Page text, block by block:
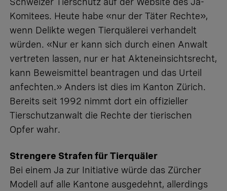
Komitees. Heute habe «nur der Täter Rechte»,
wenn Delikte wegen Tierquälerei verhandelt
würden. «Nur er kann sich durch einen Anwalt
vertreten lassen, nur er hat Akteneinsichtsrecht,
kann Beweismittel beantragen und das Urteil
anfechten.» Anders ist dies im Kanton Zürich.
Bereits seit 1992 nimmt dort ein offizieller
Tierschutzanwalt die Rechte der tierischen
Opfer wahr.
Strengere Strafen für Tierquäler
Bei einem Ja zur Initiative würde das Zürcher
Modell auf alle Kantone ausgedehnt, allerdings